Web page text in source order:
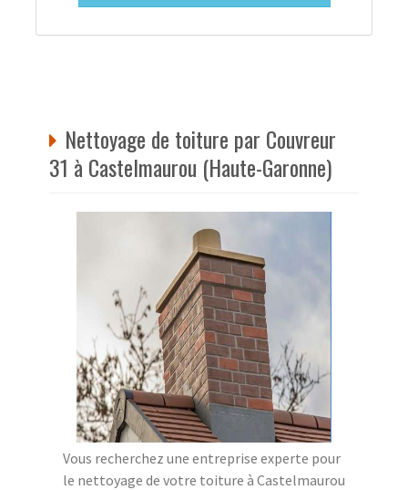
Nettoyage de toiture par Couvreur
31 à Castelmaurou (Haute-Garonne)
Vous recherchez une entreprise experte pour
le nettoyage de votre toiture à Castelmaurou